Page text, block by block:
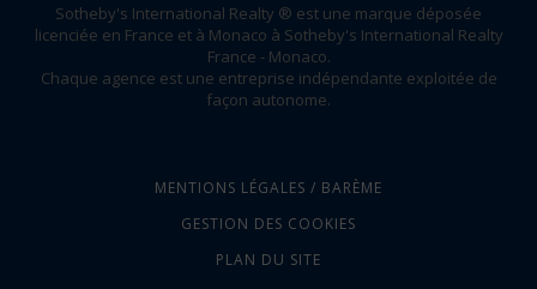
Sotheby's International Realty ® est une marque déposée
licenciée en France et à Monaco à Sotheby's International Realty
France - Monaco.
Chaque agence est une entreprise indépendante exploitée de
façon autonome.
MENTIONS LÉGALES / BARÈME
GESTION DES COOKIES
PLAN DU SITE